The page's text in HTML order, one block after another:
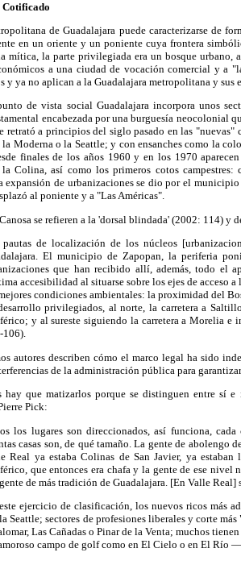
Cotificado
de Guadalajara puede caracterizarse de
en un oriente y un poniente cuya frontera
mítica, la parte privilegiada era un bosque urbano,
a una ciudad de vocación comercial y a
y ya no aplican a la Guadalajara metropolitana y sus
de vista social Guadalajara incorpora unos
encabezada por una burguesía neocolonial
retrató a principios del siglo pasado en las
la Moderna o la Seattle; y con ensanches como la
finales de los años 1960 y en los 1970
Colina, así como los primeros cotos
expansión de urbanizaciones se dio por el
al poniente y a "Las Américas".
se refieren a la 'dorsal blindada' (2002: 114) y
pautas de localización de los núcleos
El municipio de Zapopan, la periferia
que han recibido allí, además, todo el
accesibilidad al situarse sobre los ejes de
condiciones ambientales: la proximidad del
privilegiados, al norte, la carretera a
y al sureste siguiendo la carretera a Morelia
106).
autores describen cómo el marco legal ha sido
de la administración pública para
hay que matizarlos porque se distinguen entre sí e
Pick:
los lugares son direccionados, así funciona,
casas son, de qué tamaño. La gente de abolengo
Real ya estaba Colinas de San Javier, ya estaban
que entonces era chafa y la gente de ese nivel
de más tradición de Guadalajara. [En Valle Real]
ejercicio de clasificación, los nuevos ricos más
Seattle; sectores de profesiones liberales y corte
Las Cañadas o Pinar de la Venta; muchos
campo de golf como en El Cielo o en El Río